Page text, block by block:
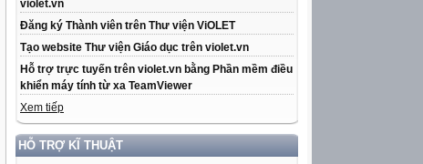
violet.vn
Đăng ký Thành viên trên Thư viện ViOLET
Tạo website Thư viện Giáo dục trên violet.vn
Hỗ trợ trực tuyến trên violet.vn bằng Phần mềm điều
khiển máy tính từ xa TeamViewer
Xem tiếp
HỖ TRỢ KĨ THUẬT